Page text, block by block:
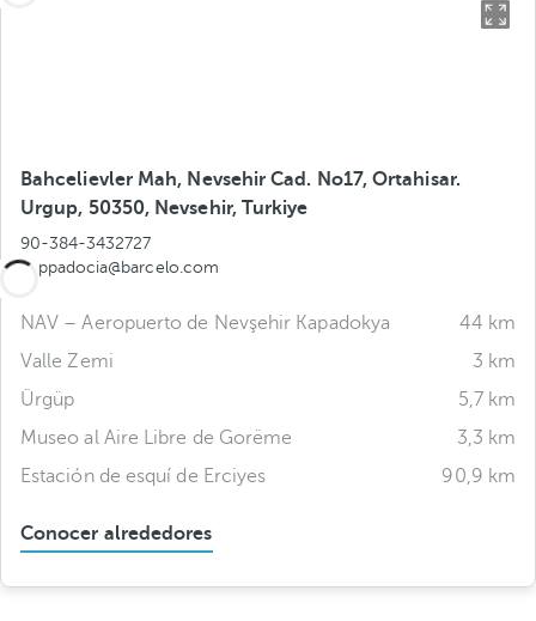
Bahcelievler Mah, Nevsehir Cad. No17, Ortahisar.
Urgup, 50350, Nevsehir, Turkiye
90-384-3432727
cappadocia@barcelo.com
NAV – Aeropuerto de Nevşehir Kapadokya
44 km
Valle Zemi
3 km
Ürgüp
5,7 km
Museo al Aire Libre de Gorëme
3,3 km
Estación de esquí de Erciyes
90,9 km
Conocer alrededores